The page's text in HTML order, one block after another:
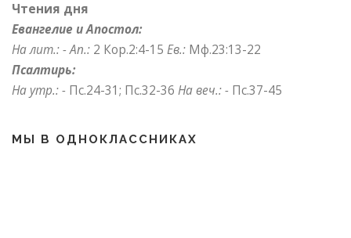
Чтения дня
Евангелие и Апостол:
На лит.: -Ап.: 2 Кор.2:4-15 Ев.: Мф.23:13-22
Псалтирь:
На утр.: - Пс.24-31; Пс.32-36 На веч.: - Пс.37-45
МЫ В ОДНОКЛАССНИКАХ